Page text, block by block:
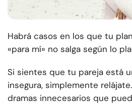
Habrá casos en los que tu
«para mí» no salga según lo
Si sientes que tu pareja está
insegura, simplemente
dramas innecesarios que